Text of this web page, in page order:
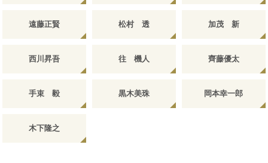
遠藤正賢 松村 透 加茂 新
西川昇吾 往 機人 齊藤優太
手束 毅 黒木美珠 岡本幸一郎
木下隆之